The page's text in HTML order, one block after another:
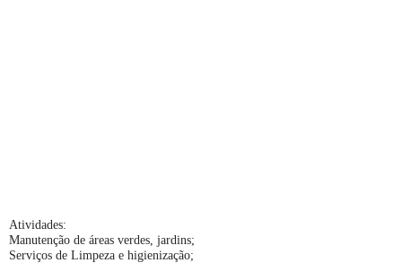
Atividades:
Manutenção de áreas verdes, jardins;
Serviços de Limpeza e higienização;